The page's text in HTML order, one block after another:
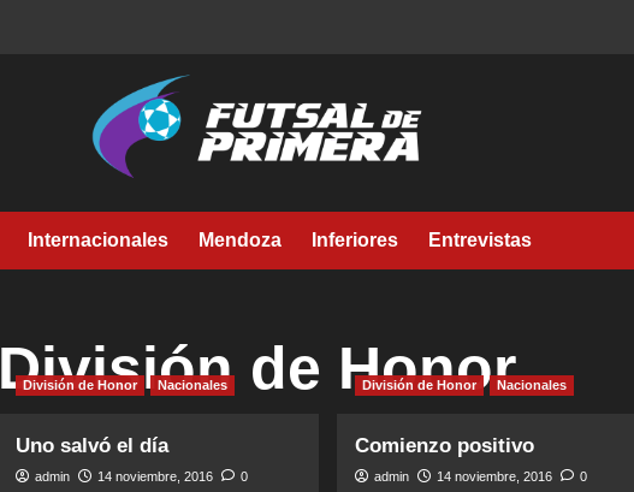
Internacionales Mendoza Inferiores Entrevistas
División de Honor
División de Honor Nacionales
Uno salvó el día
admin 14 noviembre, 2016 0
División de Honor Nacionales
Comienzo positivo
admin 14 noviembre, 2016 0